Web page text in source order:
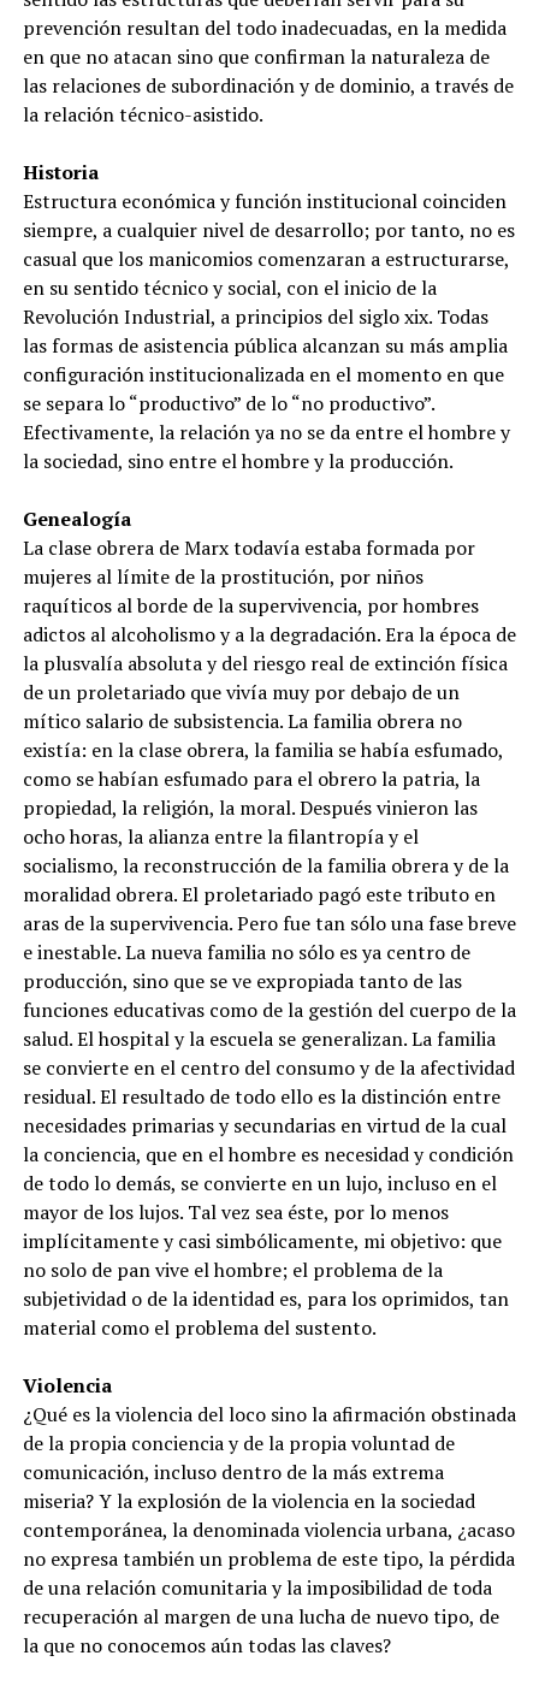
prevención resultan del todo inadecuadas, en la medida
en que no atacan sino que confirman la naturaleza de
las relaciones de subordinación y de dominio, a través de
la relación técnico-asistido.
Historia
Estructura económica y función institucional coinciden
siempre, a cualquier nivel de desarrollo; por tanto, no es
casual que los manicomios comenzaran a estructurarse,
en su sentido técnico y social, con el inicio de la
Revolución Industrial, a principios del siglo xix. Todas
las formas de asistencia pública alcanzan su más amplia
configuración institucionalizada en el momento en que
se separa lo “productivo” de lo “no productivo”.
Efectivamente, la relación ya no se da entre el hombre y
la sociedad, sino entre el hombre y la producción.
Genealogía
La clase obrera de Marx todavía estaba formada por
mujeres al límite de la prostitución, por niños
raquíticos al borde de la supervivencia, por hombres
adictos al alcoholismo y a la degradación. Era la época de
la plusvalía absoluta y del riesgo real de extinción física
de un proletariado que vivía muy por debajo de un
mítico salario de subsistencia. La familia obrera no
existía: en la clase obrera, la familia se había esfumado,
como se habían esfumado para el obrero la patria, la
propiedad, la religión, la moral. Después vinieron las
ocho horas, la alianza entre la filantropía y el
socialismo, la reconstrucción de la familia obrera y de la
moralidad obrera. El proletariado pagó este tributo en
aras de la supervivencia. Pero fue tan sólo una fase breve
e inestable. La nueva familia no sólo es ya centro de
producción, sino que se ve expropiada tanto de las
funciones educativas como de la gestión del cuerpo de la
salud. El hospital y la escuela se generalizan. La familia
se convierte en el centro del consumo y de la afectividad
residual. El resultado de todo ello es la distinción entre
necesidades primarias y secundarias en virtud de la cual
la conciencia, que en el hombre es necesidad y condición
de todo lo demás, se convierte en un lujo, incluso en el
mayor de los lujos. Tal vez sea éste, por lo menos
implícitamente y casi simbólicamente, mi objetivo: que
no solo de pan vive el hombre; el problema de la
subjetividad o de la identidad es, para los oprimidos, tan
material como el problema del sustento.
Violencia
¿Qué es la violencia del loco sino la afirmación obstinada
de la propia conciencia y de la propia voluntad de
comunicación, incluso dentro de la más extrema
miseria? Y la explosión de la violencia en la sociedad
contemporánea, la denominada violencia urbana, ¿acaso
no expresa también un problema de este tipo, la pérdida
de una relación comunitaria y la imposibilidad de toda
recuperación al margen de una lucha de nuevo tipo, de
la que no conocemos aún todas las claves?